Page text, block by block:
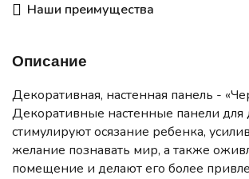
Наши преимущества
Описание
Декоративная, настенная панель -
Декоративные настенные панели для
стимулируют осязание ребенка,
желание познавать мир, а также
помещение и делают его более